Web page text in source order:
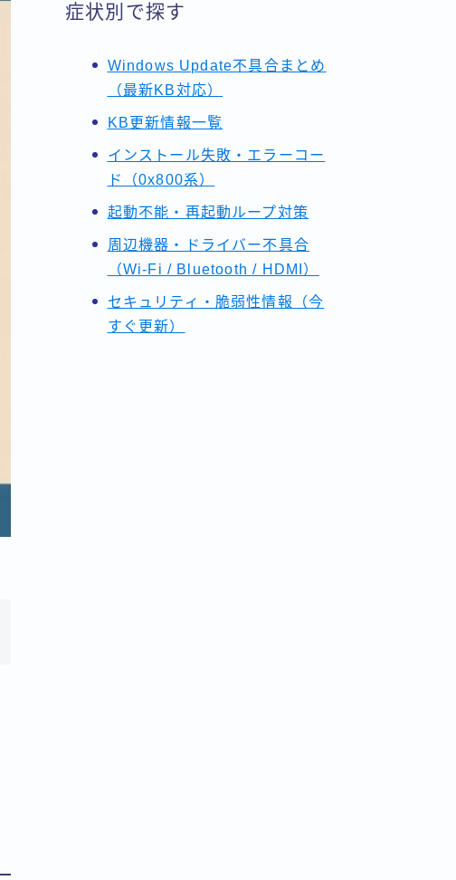
症状別で探す
Windows Update不具合まとめ
（最新KB対応）
KB更新情報一覧
インストール失敗・エラーコー
ド（0x800系）
起動不能・再起動ループ対策
周辺機器・ドライバー不具合
（Wi-Fi / Bluetooth / HDMI）
セキュリティ・脆弱性情報（今
すぐ更新）